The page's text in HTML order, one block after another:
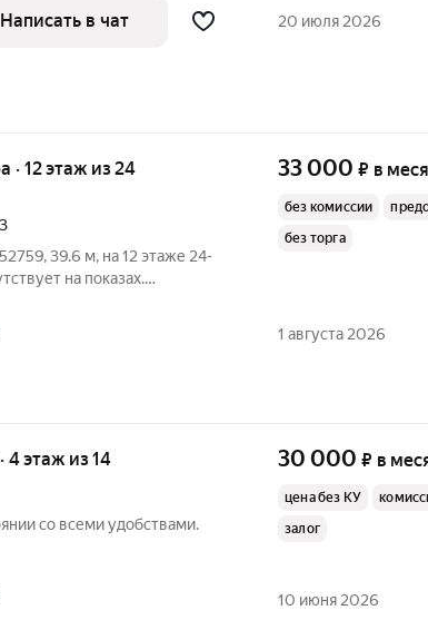
на срок от 7 месяцев. Важно
Написать в чат 20 июля 2026
· 12 этаж из 24
39.6 м, на 12 этаже 24-
на показах.
проживания: без детей, без
33 000 ₽ в
без комиссии
без торга
1 августа 2026
4 этаж из 14
со всеми удобствами.
30 000 ₽ в
цена без КУ
залог
10 июня 2026